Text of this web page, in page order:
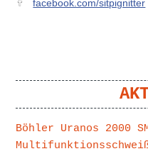
facebook.com/sitpignitter
Böhler Uranos 2000